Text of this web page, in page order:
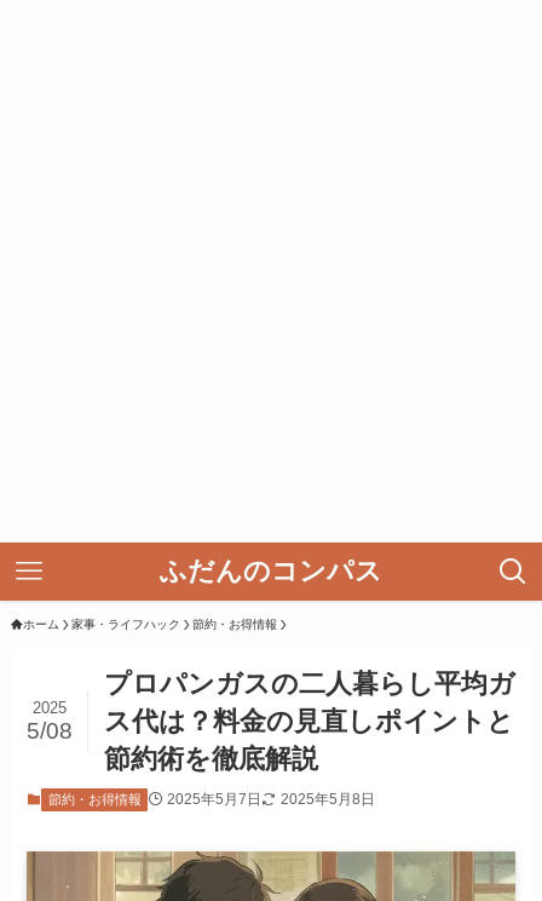
ふだんのコンパス
ホーム 家事・ライフハック 節約・お得情報
プロパンガスの二人暮らし平均ガ
ス代は？料金の見直しポイントと
節約術を徹底解説
2025
5/08
節約・お得情報 2025年5月7日 2025年5月8日